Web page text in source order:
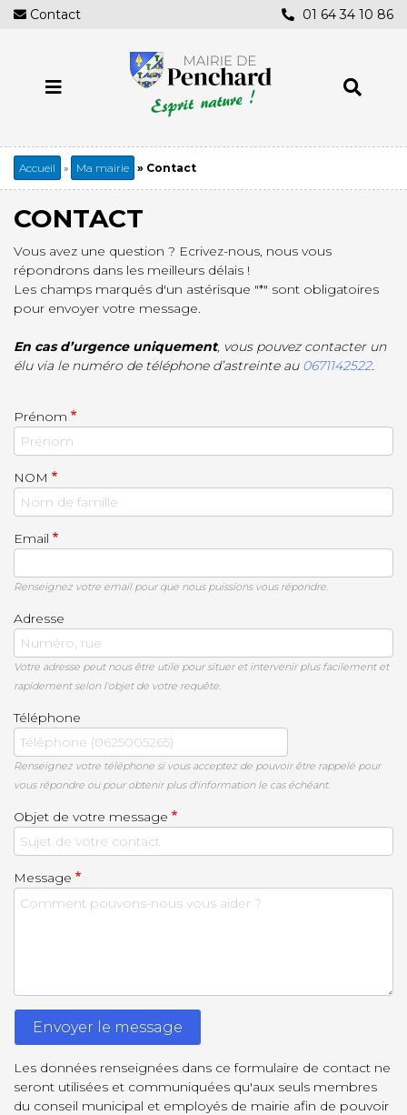
Aller
au
Contact 01 64 34 10 86
Fil
d'Ariane
Accueil Ma mairie Contact
CONTACT
Vous avez une question ? Ecrivez-nous, nous vous
répondrons dans les meilleurs délais !
Les champs marqués d'un astérisque "*" sont obligatoires
pour envoyer votre message.
En cas d’urgence uniquement, vous pouvez contacter un
élu via le numéro de téléphone d’astreinte au 0671142522.
Prénom
NOM
Email
Renseignez votre email pour que nous puissions vous répondre.
Adresse
Votre adresse peut nous être utile pour situer et intervenir plus facilement et
rapidement selon l'objet de votre requête.
Téléphone
Renseignez votre téléphone si vous acceptez de pouvoir être rappelé pour
vous répondre ou pour obtenir plus d'information le cas échéant.
Objet de votre message
Message
Les données renseignées dans ce formulaire de contact ne
seront utilisées et communiquées qu'aux seuls membres
du conseil municipal et employés de mairie afin de pouvoir